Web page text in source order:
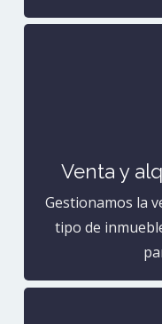
Venta y
Gestionamos la
tipo de